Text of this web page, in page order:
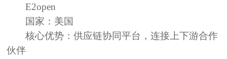
E2open
国家： 美国
核心优势：供应链协同平台，连接上下游合作
伙伴